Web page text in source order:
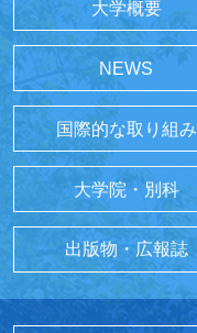
大学概要
NEWS
国際的な取り組み
大学院・別科
出版物・広報誌